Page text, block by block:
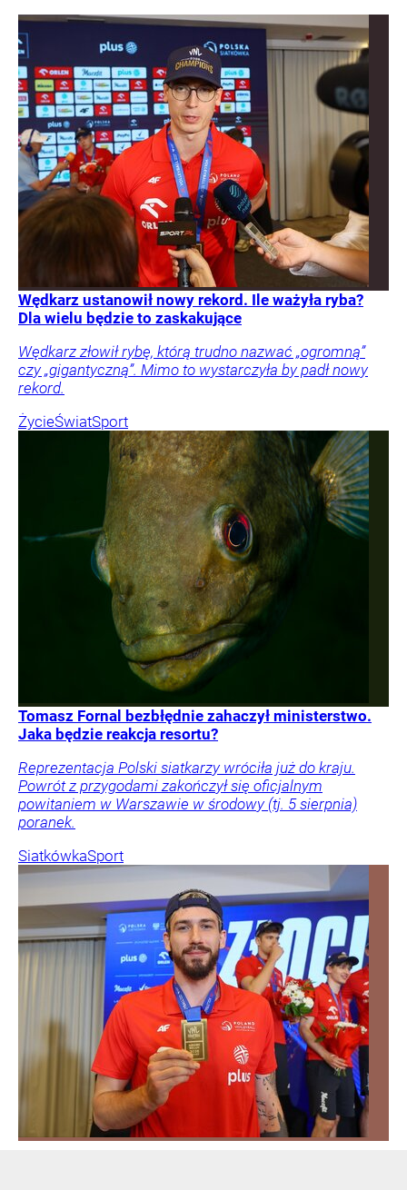
Wędkarz ustanowił nowy rekord. Ile ważyła ryba?
Dla wielu będzie to zaskakujące
Wędkarz złowił rybę, którą trudno nazwać „ogromną”
czy „gigantyczną”. Mimo to wystarczyła by padł nowy
rekord.
ŻycieŚwiatSport
Tomasz Fornal bezbłędnie zahaczył ministerstwo.
Jaka będzie reakcja resortu?
Reprezentacja Polski siatkarzy wróciła już do kraju.
Powrót z przygodami zakończył się oficjalnym
powitaniem w Warszawie w środowy (tj. 5 sierpnia)
poranek.
SiatkówkaSport